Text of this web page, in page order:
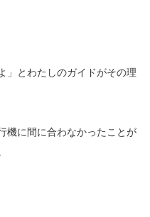
」とわたしのガイドがその理
機に間に合わなかったことが